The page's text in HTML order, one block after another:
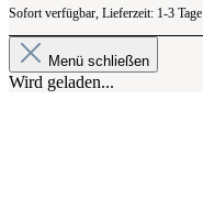
Sofort verfügbar, Lieferzeit: 1-3 Tage
Menü schließen
Wird geladen...